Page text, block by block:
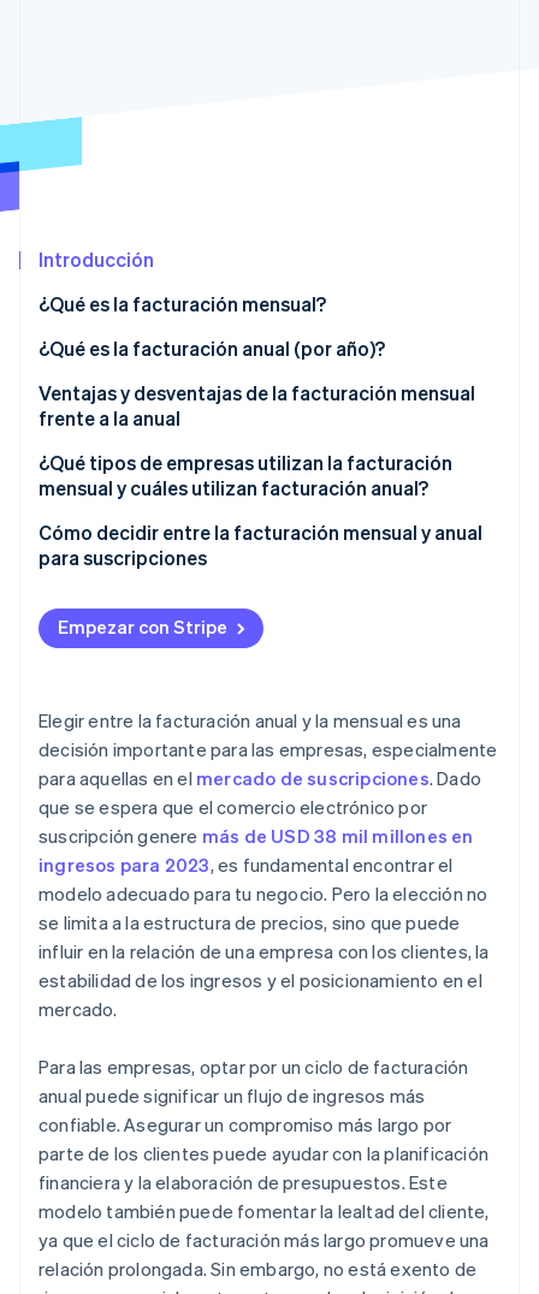
Introducción
¿Qué es la facturación mensual?
¿Qué es la facturación anual (por año)?
Ventajas y desventajas de la facturación mensual
frente a la anual
Facturación mensual
Facturación anual
¿Qué tipos de empresas utilizan la facturación
mensual y cuáles utilizan facturación anual?
Empresas que tienden a utilizar la facturación
mensual
Empresas que tienden a utilizar la facturación anual
Cómo decidir entre la facturación mensual y anual
para suscripciones
Conoce tu base de clientes
Analiza tu producto o servicio
Identifica la competencia y el posicionamiento en el
mercado
Evalúa las capacidades operativas
Implementa pruebas y comentarios
Ofrece flexibilidad y adaptabilidad
Empezar con Stripe
Elegir entre la facturación anual y la mensual es una
decisión importante para las empresas, especialmente
para aquellas en el mercado de suscripciones. Dado
que se espera que el comercio electrónico por
suscripción genere más de USD 38 mil millones en
ingresos para 2023, es fundamental encontrar el
modelo adecuado para tu negocio. Pero la elección no
se limita a la estructura de precios, sino que puede
influir en la relación de una empresa con los clientes, la
estabilidad de los ingresos y el posicionamiento en el
mercado.
Para las empresas, optar por un ciclo de facturación
anual puede significar un flujo de ingresos más
confiable. Asegurar un compromiso más largo por
parte de los clientes puede ayudar con la planificación
financiera y la elaboración de presupuestos. Este
modelo también puede fomentar la lealtad del cliente,
ya que el ciclo de facturación más largo promueve una
relación prolongada. Sin embargo, no está exento de